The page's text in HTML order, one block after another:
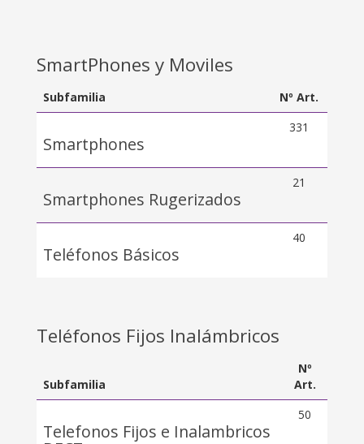
SmartPhones y Moviles
Subfamilia Nº Art.
Smartphones
331
Smartphones Rugerizados
21
Teléfonos Básicos
40
Teléfonos Fijos Inalámbricos
Subfamilia
Nº
Art.
Telefonos Fijos e Inalambricos
50